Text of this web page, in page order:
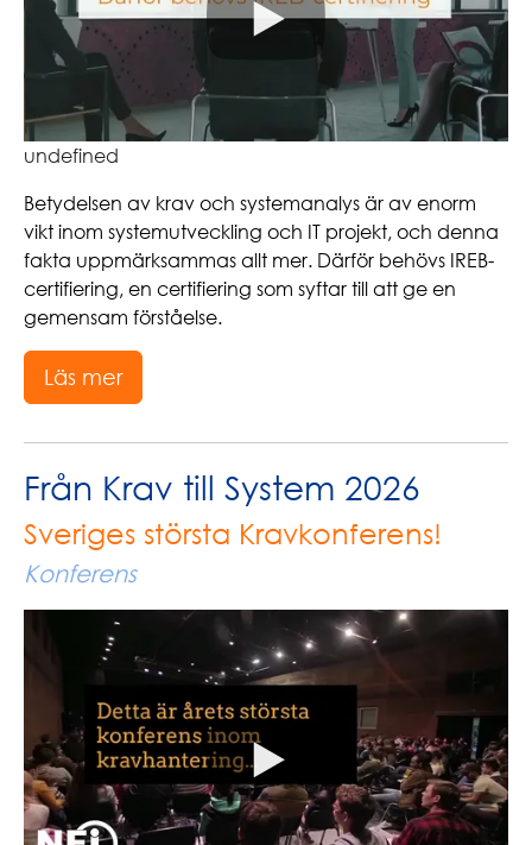
undefined
Betydelsen av krav och systemanalys är av enorm
vikt inom systemutveckling och IT projekt, och denna
fakta uppmärksammas allt mer. Därför behövs IREB-
certifiering, en certifiering som syftar till att ge en
gemensam förståelse.
Läs mer
Från Krav till System 2026
Sveriges största Kravkonferens!
Konferens